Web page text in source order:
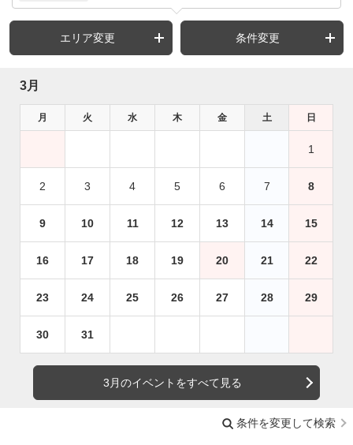
エリア変更 条件変更
3月
月 火 水 木 金 土 日
1
2 3 4 5 6 7 8
9 10 11 12 13 14 15
16 17 18 19 20 21 22
23 24 25 26 27 28 29
30 31
3月のイベントをすべて見る
条件を変更して検索